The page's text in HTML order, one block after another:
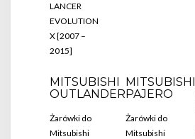
LANCER
EVOLUTION
X [2007 –
2015]
MITSUBISHI
OUTLANDER
Żarówki do
Mitsubishi
MITSUBISHI
PAJERO
Żarówki do
Mitsubishi